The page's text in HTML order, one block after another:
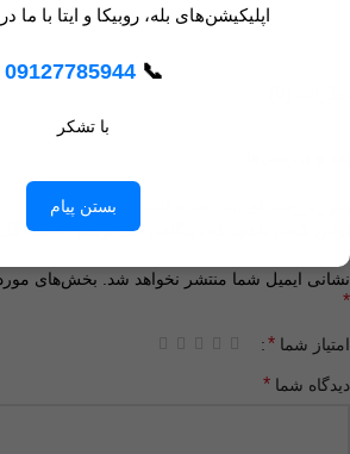
اولین کسی باشید که دیدگاهی می نویسد “دسته گل
نشانی ایمیل شما منتشر نخواهد شد. بخش‌های
*
امتیاز شما *
دیدگاه شما *
اپلیکیشن‌های بله، روبیکا و ایتا با ما
📞
09127785944
با تشکر
بستن پیام